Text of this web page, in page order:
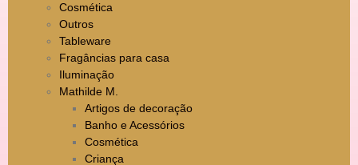
Cosmética
Outros
Tableware
Fragâncias para casa
Iluminação
Mathilde M.
Artigos de decoração
Banho e Acessórios
Cosmética
Criança